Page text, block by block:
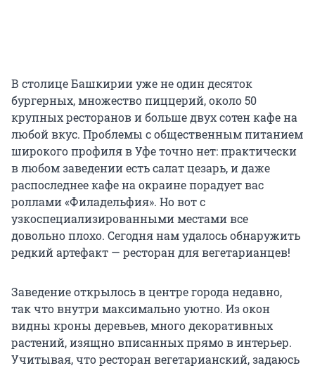
В столице Башкирии уже не один десяток
бургерных, множество пиццерий, около 50
крупных ресторанов и больше двух сотен кафе на
любой вкус. Проблемы с общественным питанием
широкого профиля в Уфе точно нет: практически
в любом заведении есть салат цезарь, и даже
распоследнее кафе на окраине порадует вас
роллами «Филадельфия». Но вот с
узкоспециализированными местами все
довольно плохо. Сегодня нам удалось обнаружить
редкий артефакт — ресторан для вегетарианцев!
Заведение открылось в центре города недавно,
так что внутри максимально уютно. Из окон
видны кроны деревьев, много декоративных
растений, изящно вписанных прямо в интерьер.
Учитывая, что ресторан вегетарианский, задаюсь